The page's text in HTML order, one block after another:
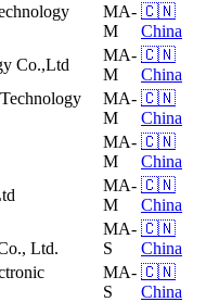
MA-
M
🇨🇳
China
Co.,Ltd
MA-
M
🇨🇳
China
MA-
M
🇨🇳
China
MA-
M
🇨🇳
China
MA-
M
🇨🇳
China
Ltd.
MA-
S
🇨🇳
China
MA-
S
🇨🇳
China